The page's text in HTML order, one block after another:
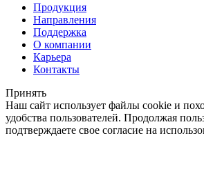
Продукция
Направления
Поддержка
О компании
Карьера
Контакты
Принять
Наш сайт использует файлы cookie и
удобства пользователей. Продолжая
подтверждаете свое согласие на